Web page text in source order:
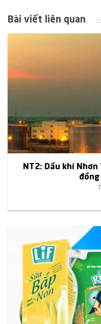
Bài viết liên quan
NT2: Dầu khí